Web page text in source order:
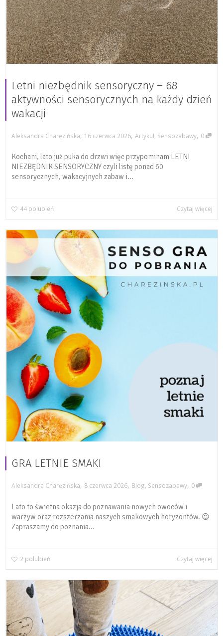
Letni niezbędnik sensoryczny – 68
aktywności sensorycznych na każdy dzień
wakacji
Aleksandra Charęzińska, 16 czerwca 2026, Artykuł Sensozabawy, 0
Kochani, lato już puka do drzwi więc przypominam LETNI
NIEZBĘDNIK SENSORYCZNY czyli listę ponad 60
sensorycznych, wakacyjnych zabaw i...
44 polubień Czytaj więcej
GRA LETNIE SMAKI
Aleksandra Charęzińska, 8 czerwca 2026, Blog Sensozabawy, 0
Lato to świetna okazja do poznawania nowych owoców i
warzyw oraz rozszerzania naszych smakowych horyzontów. 😉
Zapraszamy do poznania...
2 polubień Czytaj więcej